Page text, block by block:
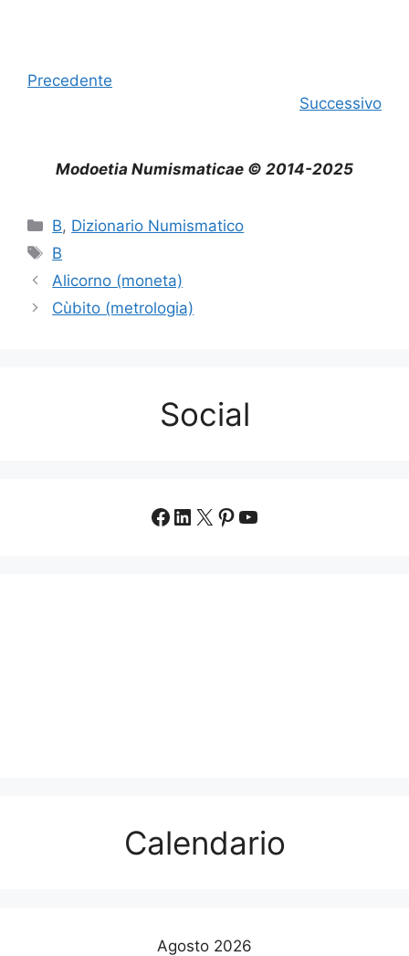
Precedente
Successivo
Modoetia Numismaticae © 2014-2025
Categorie
B, Dizionario Numismatico
Tag
B
Alicorno (moneta)
Cùbito (metrologia)
Social
Facebook
LinkedIn
X Pinterest
YouTube
Calendario
Agosto 2026